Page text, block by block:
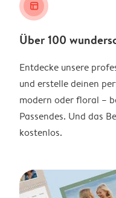
layout_alt
Über 100
Entdecke unsere
und erstelle deinen
modern oder floral –
Passendes. Und das
kostenlos.